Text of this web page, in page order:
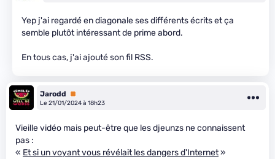
Yep j'ai regardé en diagonale ses différents écrits et ça
semble plutôt intéressant de prime abord.
En tous cas, j'ai ajouté son fil RSS.
Jarodd
Premium
Le 21/01/2024 à 18h23
Vieille vidéo mais peut-être que les djeunzs ne connaissent
pas :
« Et si un voyant vous révélait les dangers d'Internet»